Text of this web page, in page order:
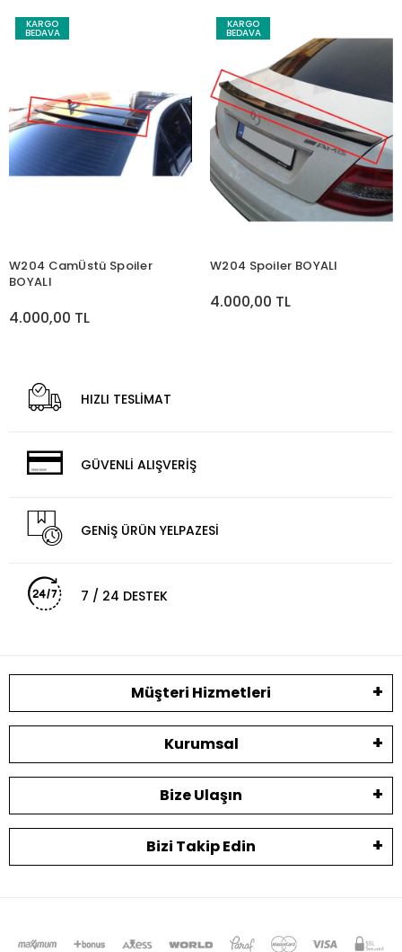
KARGO
BEDAVA
W204 CamÜstü Spoiler
BOYALI
4.000,00 TL
KARGO
BEDAVA
W204 Spoiler BOYALI
4.000,00 TL
HIZLI TESLİMAT
GÜVENLİ ALIŞVERİŞ
GENİŞ ÜRÜN YELPAZESİ
7 / 24 DESTEK
Müşteri Hizmetleri
Kurumsal
Bize Ulaşın
Bizi Takip Edin